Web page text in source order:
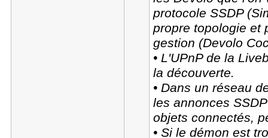
protocole SSDP
propre topologie et
gestion (Devolo
• L'UPnP de la
la découverte.
• Dans un réseau
les annonces
objets connectés,
• Si le démon est